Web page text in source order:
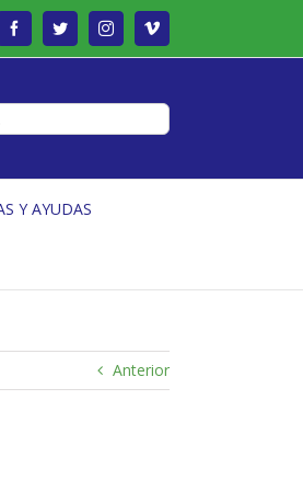
FacebookTwitterInstagramVimeo
Y AYUDAS
Anterior